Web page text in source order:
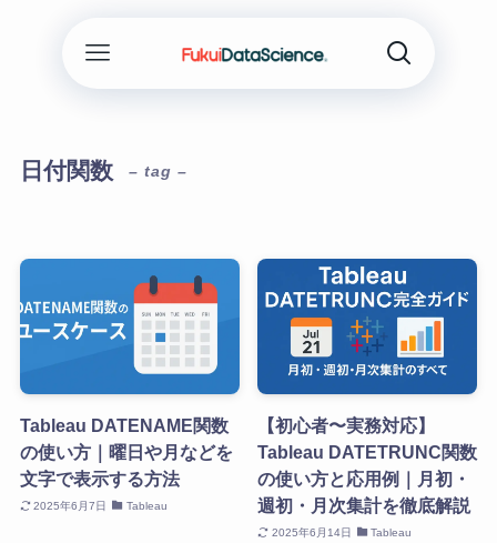
日付関数 – tag –
Tableau DATENAME関数
の使い方｜曜日や月などを
文字で表示する方法
2025年6月7日 Tableau
【初心者〜実務対応】
Tableau DATETRUNC関数
の使い方と応用例｜月初・
週初・月次集計を徹底解説
2025年6月14日 Tableau